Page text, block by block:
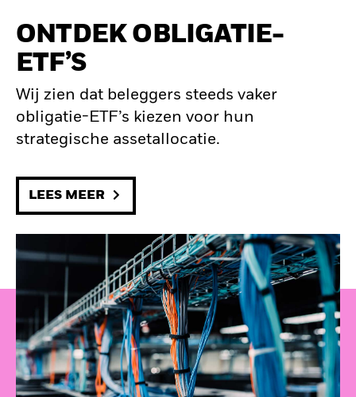
ONTDEK OBLIGATIE-
ETF’S
Wij zien dat beleggers steeds vaker
obligatie-ETF’s kiezen voor hun
strategische assetallocatie.
LEES MEER